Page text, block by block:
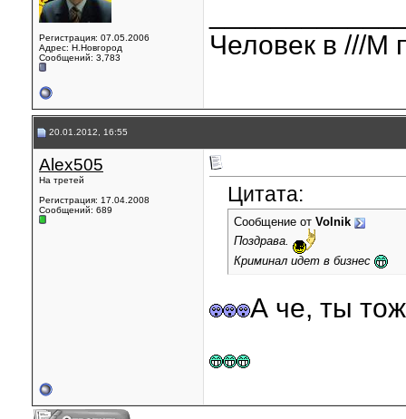
Регистрация: 07.05.2006
Адрес: Н.Новгород
Сообщений: 3,783
Человек в ///М
20.01.2012, 16:55
Alex505
На третей
Регистрация: 17.04.2008
Сообщений: 689
Цитата:
Сообщение от Volnik
Поздрава.
Криминал идет в бизнес
А че, ты